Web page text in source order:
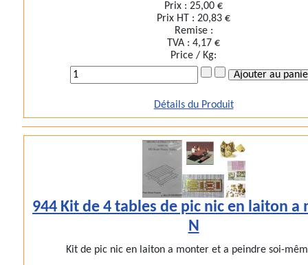
Prix :25,00 €
Prix HT :20,83 €
Remise :
TVA :4,17 €
Price / Kg:
Détails du Produit
944 Kit de 4 tables de pic nic en laiton a
N
Kit de pic nic en laiton a monter et a peindre soi-